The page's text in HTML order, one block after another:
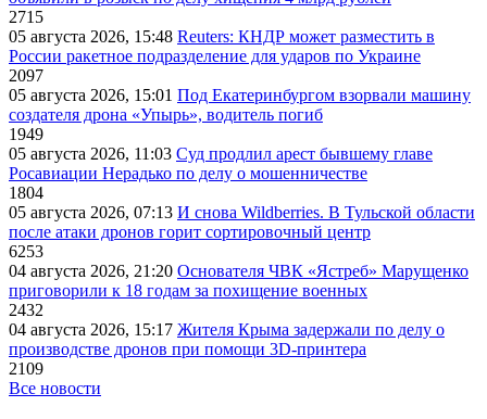
2715
05 августа 2026, 15:48 Reuters: КНДР может разместить в
России ракетное подразделение для ударов по Украине
2097
05 августа 2026, 15:01 Под Екатеринбургом взорвали машину
создателя дрона «Упырь», водитель погиб
1949
05 августа 2026, 11:03 Суд продлил арест бывшему главе
Росавиации Нерадько по делу о мошенничестве
1804
05 августа 2026, 07:13 И снова Wildberries. В Тульской области
после атаки дронов горит сортировочный центр
6253
04 августа 2026, 21:20 Основателя ЧВК «Ястреб» Марущенко
приговорили к 18 годам за похищение военных
2432
04 августа 2026, 15:17 Жителя Крыма задержали по делу о
производстве дронов при помощи 3D‑принтера
2109
Все новости